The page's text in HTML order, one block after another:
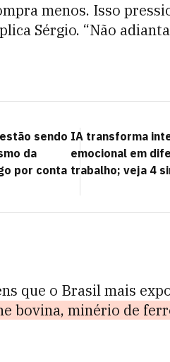
menos. Isso
Sérgio. “Não
sendo
da
por conta
IA transforma
emocional em
trabalho; veja 4
que o Brasil mais
bovina, minério de